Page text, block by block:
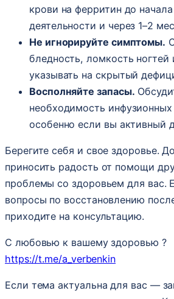
крови на ферритин до
деятельности и через 1–2
Не игнорируйте симптомы.
бледность, ломкость ногтей
указывать на скрытый
Восполняйте запасы.
необходимость
особенно если вы активный
Берегите себя и свое здоровье.
приносить радость от помощи
проблемы со здоровьем для вас.
вопросы по восстановлению
приходите на консультацию.
С любовью к вашему здоровью ?
https://t.me/a_verbenkin
Если тема актуальна для вас —